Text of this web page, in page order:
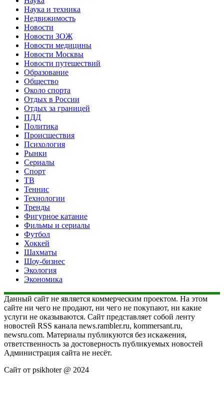
Наука и техника
Недвижимость
Новости
Новости ЗОЖ
Новости медицины
Новости Москвы
Новости путешествий
Образование
Общество
Около спорта
Отдых в России
Отдых за границей
ПДД
Политика
Происшествия
Психология
Рынки
Сериалы
Спорт
ТВ
Теннис
Технологии
Тренды
Фигурное катание
Фильмы и сериалы
Футбол
Хоккей
Шахматы
Шоу-бизнес
Экология
Экономика
Данный сайт не является коммерческим проектом. На этом
сайте ни чего не продают, ни чего не покупают, ни какие
услуги не оказываются. Сайт представляет собой ленту
новостей RSS канала news.rambler.ru, kommersant.ru,
newsru.com. Материалы публикуются без искажения,
ответственность за достоверность публикуемых новостей
Администрация сайта не несёт.
Сайт от psikhoter @ 2024